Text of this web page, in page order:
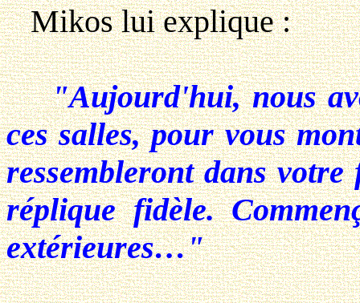
Mikos lui explique :
"Aujourd'hui, nous
ces salles, pour vous
ressembleront dans
réplique fidèle.
extérieures…"